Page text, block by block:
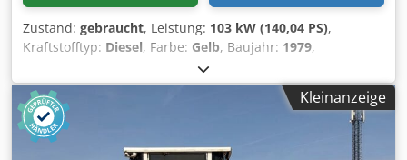
Zustand: gebraucht, Leistung: 103 kW (140,04 PS),
Kraftstofftyp: Diesel, Farbe: Gelb, Baujahr: 1979,
Allgemeine Informationen Baujahr: 1979 Modelljahr: 1979
Seriennummer: 20X1733 Technische Informationen
Zylinderzahl: 6 Antrieb: Raupe Leergewicht: 14.000 kg
Zustand Allgemeiner Zustand: durchschnittlich
Technischer Zustand: gut Optischer Zustand: schlecht
Kleinanzeige